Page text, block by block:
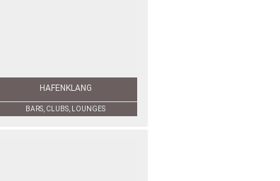
HAFENKLANG
BARS, CLUBS, LOUNGES